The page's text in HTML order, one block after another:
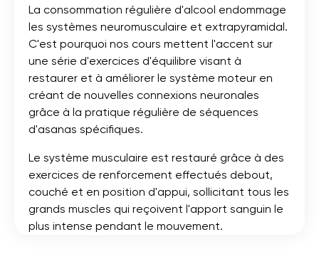
La consommation régulière d'alcool endommage
les systèmes neuromusculaire et extrapyramidal.
C'est pourquoi nos cours mettent l'accent sur
une série d'exercices d'équilibre visant à
restaurer et à améliorer le système moteur en
créant de nouvelles connexions neuronales
grâce à la pratique régulière de séquences
d'asanas spécifiques.
Le système musculaire est restauré grâce à des
exercices de renforcement effectués debout,
couché et en position d'appui, sollicitant tous les
grands muscles qui reçoivent l'apport sanguin le
plus intense pendant le mouvement.